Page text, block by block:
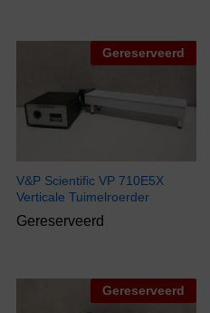
Gereserveerd
V&P Scientific VP 710E5X
Verticale Tuimelroerder
Gereserveerd
Gereserveerd